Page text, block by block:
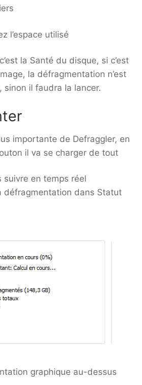
l’espace utilisé
la Santé du disque, si c’est
la défragmentation n’est
sinon il faudra la lancer.
importante de Defraggler, en
il va se charger de tout
suivre en temps réel
défragmentation dans Statut
graphique au-dessus